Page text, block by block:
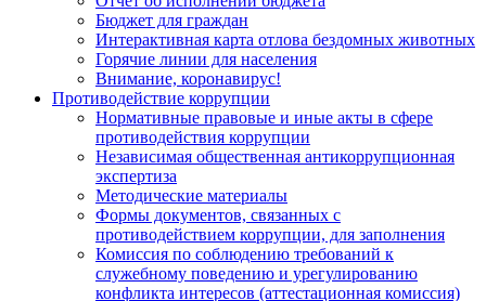
Бюджет для граждан
Интерактивная карта отлова бездомных животных
Горячие линии для населения
Внимание, коронавирус!
Противодействие коррупции
Нормативные правовые и иные акты в сфере
противодействия коррупции
Независимая общественная антикоррупционная
экспертиза
Методические материалы
Формы документов, связанных с
противодействием коррупции, для заполнения
Комиссия по соблюдению требований к
служебному поведению и урегулированию
конфликта интересов (аттестационная комиссия)